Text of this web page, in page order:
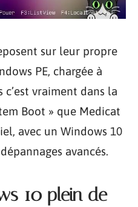
sur leur propre
PE, chargée à
vraiment dans la
Boot » que Medicat
avec un Windows 10
avancés.
10 plein de